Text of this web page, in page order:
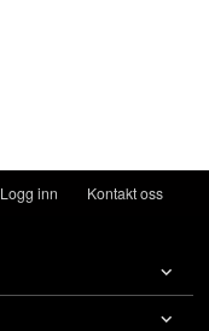
Logg inn Kontakt oss